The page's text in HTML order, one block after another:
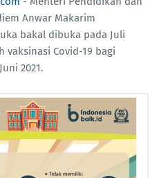
Anwar Makarim
bakal dibuka pada Juli
vaksinasi Covid-19 bagi
2021.